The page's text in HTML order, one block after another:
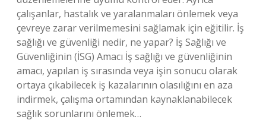
çalışanlar, hastalık ve yaralanmaları önlemek veya
çevreye zarar verilmemesini sağlamak için eğitilir. İş
sağlığı ve güvenliği nedir, ne yapar? İş Sağlığı ve
Güvenliğinin (İSG) Amacı İş sağlığı ve güvenliğinin
amacı, yapılan iş sırasında veya işin sonucu olarak
ortaya çıkabilecek iş kazalarının olasılığını en aza
indirmek, çalışma ortamından kaynaklanabilecek
sağlık sorunlarını önlemek…